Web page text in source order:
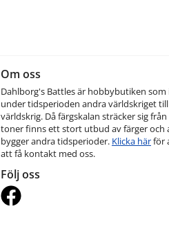
Om oss
Dahlborg's Battles är hobbybutiken
under tidsperioden andra världskriget
världskrig. Då färgskalan sträcker sig
toner finns ett stort utbud av färger och
bygger andra tidsperioder. Klicka härför
att få kontakt med oss.
Följ oss